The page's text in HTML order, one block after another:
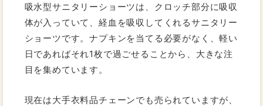
吸水型サニタリーショーツは、クロッチ部分に吸収
体が入っていて、経血を吸収してくれるサニタリー
ショーツです。ナプキンを当てる必要がなく、軽い
日であればそれ1枚で過ごせることから、大きな注
目を集めています。
現在は大手衣料品チェーンでも売られていますが、